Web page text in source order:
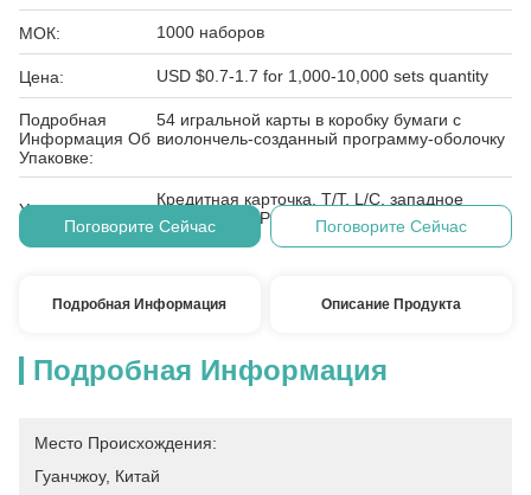
МОК: 1000 наборов
Цена: USD $0.7-1.7 for 1,000-10,000 sets quantity
Подробная
Информация Об
Упаковке:
54 игральной карты в коробку бумаги с
виолончель-созданный программу-оболочку
Условия
Оплаты:
Кредитная карточка, T/T, L/C, западное
соединение, PayPal, E-проверяя, D/A, D/P,
MoneyGram
Поговорите Сейчас Поговорите Сейчас
Подробная Информация Описание Продукта
Подробная Информация
Место Происхождения:
Гуанчжоу, Китай